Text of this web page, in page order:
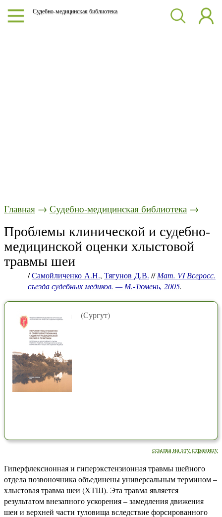
Судебно-медицинская библиотека
Главная → Судебно-медицинская библиотека →
Проблемы клинической и судебно-
медицинской оценки хлыстовой
травмы шеи
/Самойличенко А.Н., Тягунов Д.В. //Мат. VI Всеросс.
съезда судебных медиков. — М.-Тюмень, 2005.
(Сургут)
ссылка на эту страницу
Гиперфлексионная и гиперэкстензионная травмы шейного
отдела позвоночника объединены универсальным термином –
хлыстовая травма шеи (ХТШ). Эта травма является
результатом внезапного ускорения – замедления движения
шеи и верхней части туловища вследствие форсированного